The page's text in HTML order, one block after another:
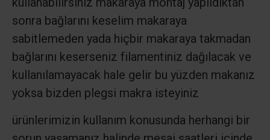
sonra bağlarını keselim makaraya
sabitlemeden yada hiçbir makaraya takmadan
bağlarını keserseniz filamentiniz dağılacak ve
kullanılamayacak hale gelir bu yüzden makanız
yoksa bizden plegsi makra isteyiniz
ürünlerimizin kullanım konusunda herhangi bir